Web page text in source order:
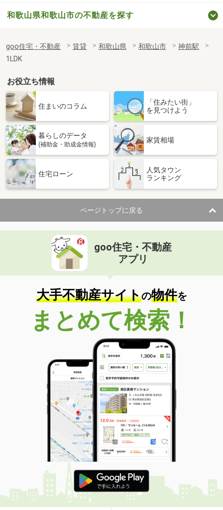
和歌山県和歌山市の不動産を探す
goo住宅・不動産 賃貸 和歌山県 和歌山市
神前駅
1LDK
お役立ち情報
住まいのコラム
「住みたい街」
を見つけよう
暮らしのデータ
(補助金・助成金情報)
家賃相場
住宅ローン
人気タウン
ランキング
ページトップに戻る
goo住宅・不動産
アプリ
大手不動産サイトの物件を
まとめて検索！